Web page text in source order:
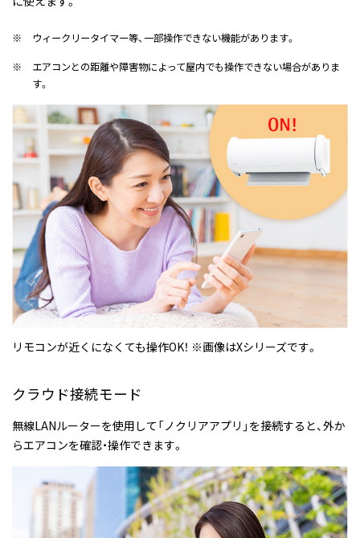
※
ウィークリータイマー等、一部操作できない機能があります。
※
エアコンとの距離や障害物によって屋内でも操作できない場合がありま
す。
リモコンが近くになくても操作OK！ ※画像はXシリーズです。
クラウド接続モード
無線LANルーターを使用して「ノクリアアプリ」を接続すると、外か
らエアコンを確認・操作できます。